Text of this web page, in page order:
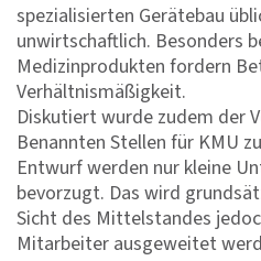
spezialisierten Gerätebau
unwirtschaftlich. Besonders
Medizinprodukten fordern
Verhältnismäßigkeit.
Diskutiert wurde zudem der
Benannten Stellen für KMU
Entwurf werden nur kleine
bevorzugt. Das wird
Sicht des Mittelstandes
Mitarbeiter ausgeweitet